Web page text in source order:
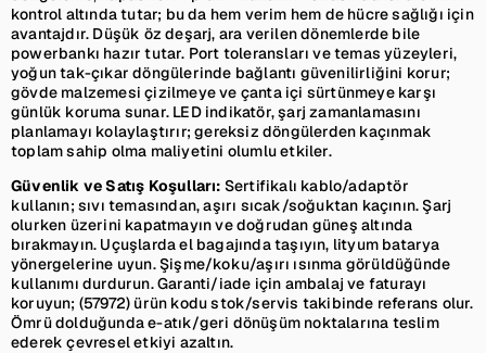
kontrol altında tutar; bu da hem verim hem de hücre sağlığı için
avantajdır. Düşük öz deşarj, ara verilen dönemlerde bile
powerbankı hazır tutar. Port toleransları ve temas yüzeyleri,
yoğun tak-çıkar döngülerinde bağlantı güvenilirliğini korur;
gövde malzemesi çizilmeye ve çanta içi sürtünmeye karşı
günlük koruma sunar. LED indikatör, şarj zamanlamasını
planlamayı kolaylaştırır; gereksiz döngülerden kaçınmak
toplam sahip olma maliyetini olumlu etkiler.
Güvenlik ve Satış Koşulları: Sertifikalı kablo/adaptör
kullanın; sıvı temasından, aşırı sıcak/soğuktan kaçının. Şarj
olurken üzerini kapatmayın ve doğrudan güneş altında
bırakmayın. Uçuşlarda el bagajında taşıyın, lityum batarya
yönergelerine uyun. Şişme/koku/aşırı ısınma görüldüğünde
kullanımı durdurun. Garanti/iade için ambalaj ve faturayı
koruyun; (57972) ürün kodu stok/servis takibinde referans olur.
Ömrü dolduğunda e-atık/geri dönüşüm noktalarına teslim
ederek çevresel etkiyi azaltın.